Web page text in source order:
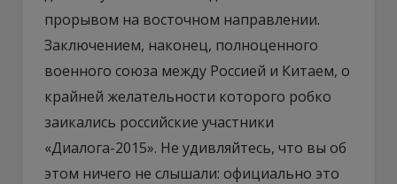
прорывом на восточном направлении.
Заключением, наконец, полноценного
военного союза между Россией и Китаем, о
крайней желательности которого робко
заикались российские участники
«Диалога-2015». Не удивляйтесь, что вы об
этом ничего не слышали: официально это